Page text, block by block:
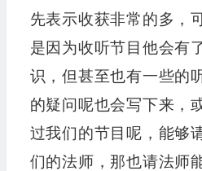
先表示收获非常的多，
是因为收听节目他会有
识，但甚至也有一些的
的疑问呢也会写下来，
过我们的节目呢，能够
们的法师，那也请法师